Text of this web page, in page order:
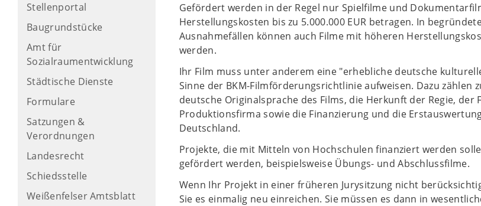
Stellenportal
Baugrundstücke
Amt für
Sozialraumentwicklung
Städtische Dienste
Formulare
Satzungen &
Verordnungen
Landesrecht
Schiedsstelle
Weißenfelser Amtsblatt
Gefördert werden in der Regel nur Spielfilme und
Herstellungskosten bis zu 5.000.000 EUR betragen. In
Ausnahmefällen können auch Filme mit höheren
werden.
Ihr Film muss unter anderem eine "erhebliche deutsche
Sinne der BKM-Filmförderungsrichtlinie aufweisen. Dazu zählen
deutsche Originalsprache des Films, die Herkunft der Regie, der
Produktionsfirma sowie die Finanzierung und die
Deutschland.
Projekte, die mit Mitteln von Hochschulen finanziert werden
gefördert werden, beispielsweise Übungs- und Abschlussfilme.
Wenn Ihr Projekt in einer früheren Jurysitzung nicht
Sie es einmalig neu einreichen. Sie müssen es dann in